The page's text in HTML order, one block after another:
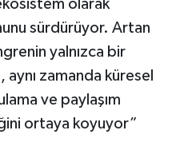
olarak
sürdürüyor. Artan
yalnızca bir
zamanda küresel
ve paylaşım
ortaya koyuyor”